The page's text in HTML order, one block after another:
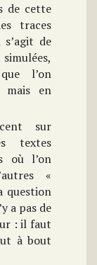
de cette
traces
de
l’on
mais en
sur
textes
où l’on
«
question
a pas de
: il faut
à bout